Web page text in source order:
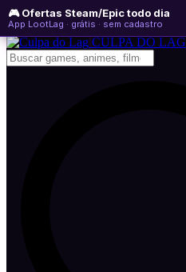
🎮 Ofertas Steam/Epic todo dia
App LootLag · grátis · sem cadastro
segunda-feira, 10 de agosto de 2026
Newsletter
CULPA DO LAG